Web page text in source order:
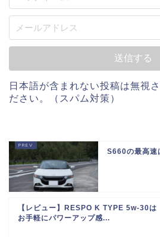
日本語が含まれない投稿は無視
ださい。（スパム対策）
S660の最高
【レビュー】RESPO K TYPE 5w-30は
お手軽にパワーアップ感...